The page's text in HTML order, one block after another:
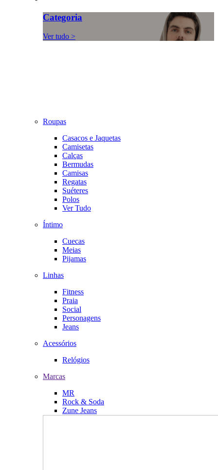
Categoria
Ver tudo >
Roupas
Casacos e Jaquetas
Camisetas
Calças
Bermudas
Camisas
Regatas
Suéteres
Polos
Ver Tudo
Íntimo
Cuecas
Meias
Pijamas
Linhas
Fitness
Praia
Social
Personagens
Jeans
Acessórios
Relógios
Marcas
MR
Rock & Soda
Zune Jeans